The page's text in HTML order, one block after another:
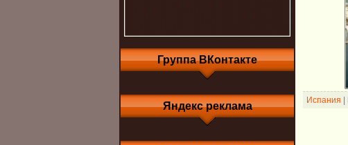
Группа ВКонтакте
Яндекс реклама Испания